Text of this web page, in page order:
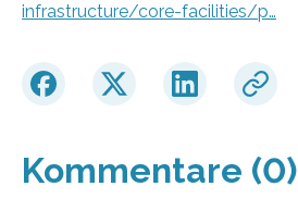
infrastructure/core-facilities/p…
Kommentare (0)